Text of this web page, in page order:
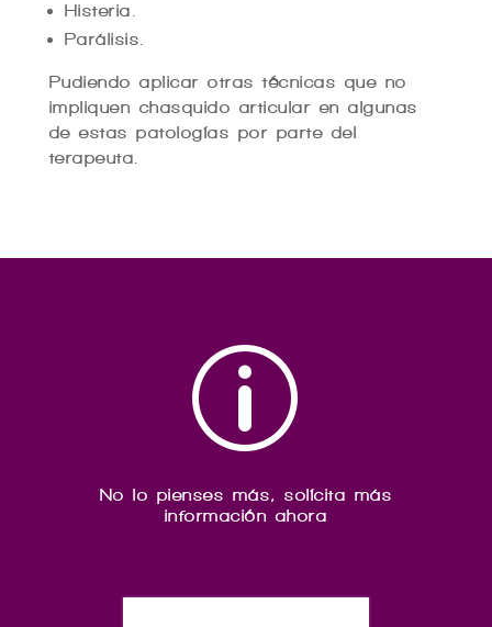
Histeria.
Parálisis.
Pudiendo aplicar otras técnicas que no
impliquen chasquido articular en algunas
de estas patologías por parte del
terapeuta.
p
No lo pienses más, solícita más
información ahora